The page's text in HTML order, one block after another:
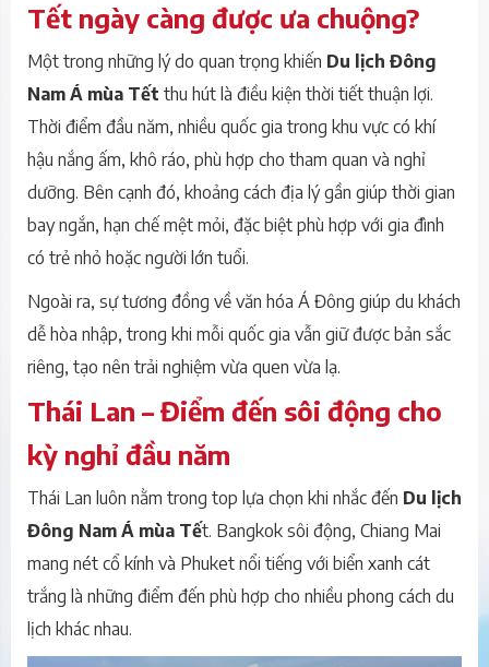
Tết ngày càng được ưa chuộng?
Một trong những lý do quan trọng khiến Du lịch Đông
Nam Á mùa Tết thu hút là điều kiện thời tiết thuận lợi.
Thời điểm đầu năm, nhiều quốc gia trong khu vực có khí
hậu nắng ấm, khô ráo, phù hợp cho tham quan và nghỉ
dưỡng. Bên cạnh đó, khoảng cách địa lý gần giúp thời gian
bay ngắn, hạn chế mệt mỏi, đặc biệt phù hợp với gia đình
có trẻ nhỏ hoặc người lớn tuổi.
Ngoài ra, sự tương đồng về văn hóa Á Đông giúp du khách
dễ hòa nhập, trong khi mỗi quốc gia vẫn giữ được bản sắc
riêng, tạo nên trải nghiệm vừa quen vừa lạ.
Thái Lan – Điểm đến sôi động cho
kỳ nghỉ đầu năm
Thái Lan luôn nằm trong top lựa chọn khi nhắc đến Du lịch
Đông Nam Á mùa Tết. Bangkok sôi động, Chiang Mai
mang nét cổ kính và Phuket nổi tiếng với biển xanh cát
trắng là những điểm đến phù hợp cho nhiều phong cách du
lịch khác nhau.